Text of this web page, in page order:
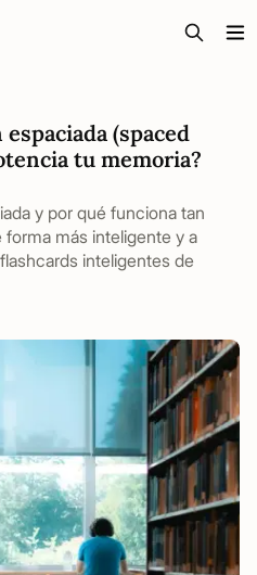
(spaced
tu memoria?
y por qué funciona tan
más inteligente y a
inteligentes de